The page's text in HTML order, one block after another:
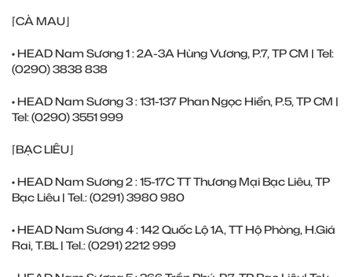
⌈CÀ MAU⌋
• HEAD Nam Sương 1 : 2A-3A Hùng Vương, P.7, TP CM | Tel:
(0290) ‎3838 838
• HEAD Nam Sương 3 : 131-137 Phan Ngọc Hiển, P.5, TP CM |
Tel: (0290) ‎3551 999
⌈BẠC LIÊU⌋
• HEAD Nam Sương 2 : 15-17C TT Thương Mại Bạc Liêu, TP
Bạc Liêu | Tel.: (0291) ‎3980 980
• HEAD Nam Sương 4 : 142 Quốc Lộ 1A, TT Hộ Phòng, H.Giá
Rai, T.BL | Tel.: (0291) ‎2212 999